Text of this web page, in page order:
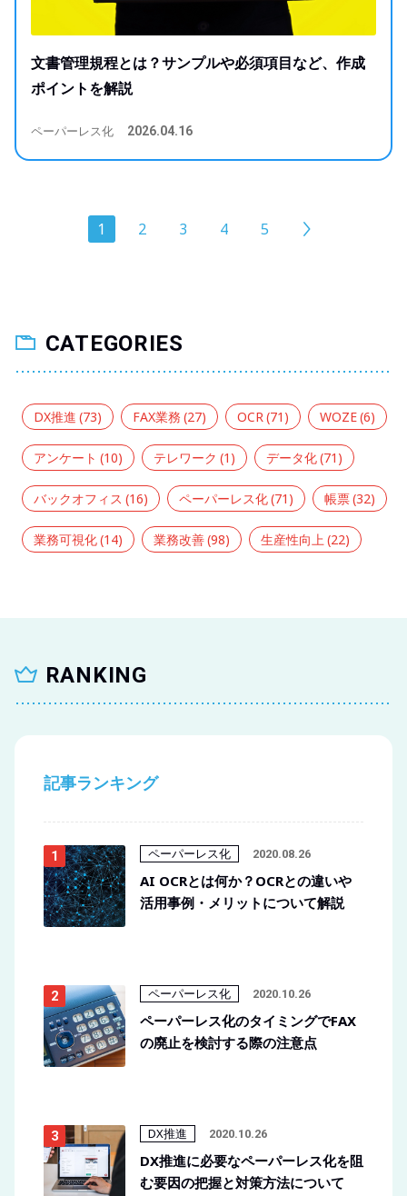
文書管理規程とは？サンプルや必須項目など、作成
ポイントを解説
ペーパーレス化 2026.04.16
1 2 3 4 5
CATEGORIES
DX推進 (73) FAX業務 (27) OCR(71) WOZE(6)
アンケート (10) テレワーク (1) データ化(71)
バックオフィス (16) ペーパーレス化(71) 帳票(32)
業務可視化(14) 業務改善(98) 生産性向上(22)
RANKING
記事ランキング
ペーパーレス化 2020.08.26
AI OCRとは何か？OCRとの違いや
活用事例・メリットについて解説
ペーパーレス化 2020.10.26
ペーパーレス化のタイミングでFAX
の廃止を検討する際の注意点
DX推進 2020.10.26
DX推進に必要なペーパーレス化を阻
む要因の把握と対策方法について